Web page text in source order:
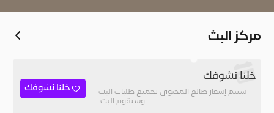
مركز البث
خلنا نشوفك
سيتم إشعار صانع المحتوى بجميع طلبات البث
وسيقوم البث.
خلنا نشوفك